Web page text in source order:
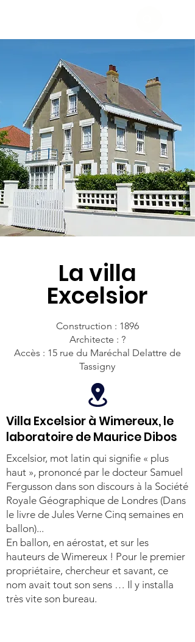
La villa
Excelsior
Construction : 1896
Architecte : ?
Accès : 15 rue du Maréchal Delattre de
Tassigny
Villa Excelsior à Wimereux, le
laboratoire de Maurice Dibos
Excelsior, mot latin qui signifie « plus
haut », prononcé par le docteur Samuel
Fergusson dans son discours à la Société
Royale Géographique de Londres (Dans
le livre de Jules Verne Cinq semaines en
ballon)...
En ballon, en aérostat, et sur les
hauteurs de Wimereux ! Pour le premier
propriétaire, chercheur et savant, ce
nom avait tout son sens … Il y installa
très vite son bureau.